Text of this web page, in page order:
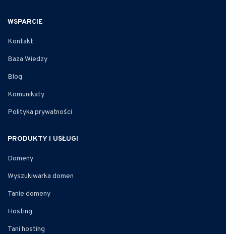
WSPARCIE
Kontakt
Baza Wiedzy
Blog
Komunikaty
Polityka prywatności
PRODUKTY I USŁUGI
Domeny
Wyszukiwarka domen
Tanie domeny
Hosting
Tani hosting